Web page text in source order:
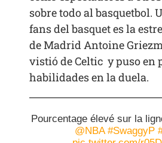
sobre todo al basquetbol.
fans del basquet es la
de Madrid Antoine
vistió de Celtic y puso en
habilidades en la duela.
Pourcentage élevé sur la
@NBA #SwaggyP